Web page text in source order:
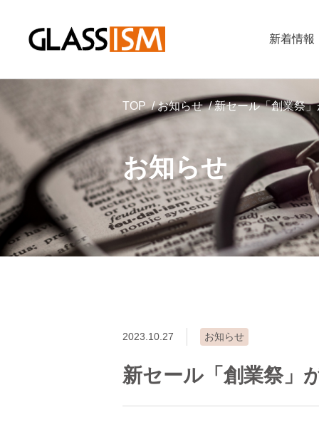
新着情報
お知らせ
TOP お知らせ 新セール「創業祭
2023.10.27 お知らせ
新セール「創業祭